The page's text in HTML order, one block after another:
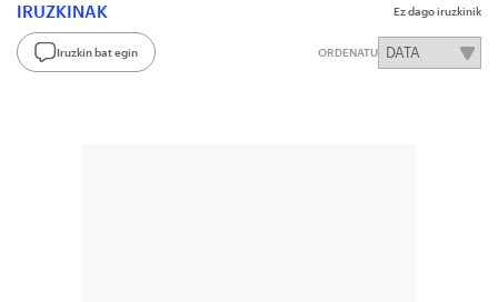
IRUZKINAK Ez dago iruzkinik
Iruzkin bat egin ORDENATU